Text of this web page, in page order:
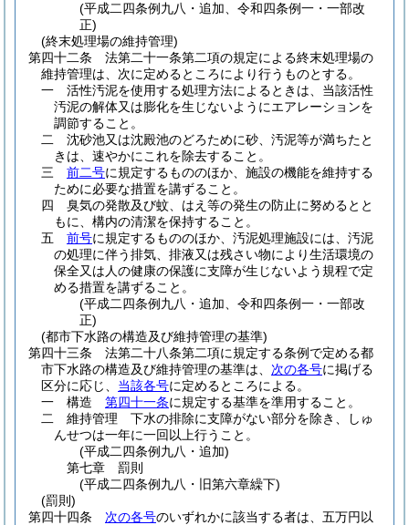
(平成二四条例九八・追加、令和四条例一・一部改
正)
(終末処理場の維持管理)
第四十二条
法第二十一条第二項の規定による終末処理場の
維持管理は、次に定めるところにより行うものとする。
一
活性汚泥を使用する処理方法によるときは、当該活性
汚泥の解体又は膨化を生じないようにエアレーションを
調節すること。
二
沈砂池又は沈殿池のどろために砂、汚泥等が満ちたと
きは、速やかにこれを除去すること。
三
前二号に規定するもののほか、施設の機能を維持する
ために必要な措置を講ずること。
四
臭気の発散及び蚊、はえ等の発生の防止に努めるとと
もに、構内の清潔を保持すること。
五
前号に規定するもののほか、汚泥処理施設には、汚泥
の処理に伴う排気、排液又は残さい物により生活環境の
保全又は人の健康の保護に支障が生じないよう規程で定
める措置を講ずること。
(平成二四条例九八・追加、令和四条例一・一部改
正)
(都市下水路の構造及び維持管理の基準)
第四十三条
法第二十八条第二項に規定する条例で定める都
市下水路の構造及び維持管理の基準は、 次の各号に掲げる
区分に応じ、 当該各号に定めるところによる。
一
構造 第四十一条に規定する基準を準用すること。
二
維持管理 下水の排除に支障がない部分を除き、しゅ
んせつは一年に一回以上行うこと。
(平成二四条例九八・追加)
第七章
罰則
(平成二四条例九八・旧第六章繰下)
(罰則)
第四十四条
次の各号のいずれかに該当する者は、五万円以